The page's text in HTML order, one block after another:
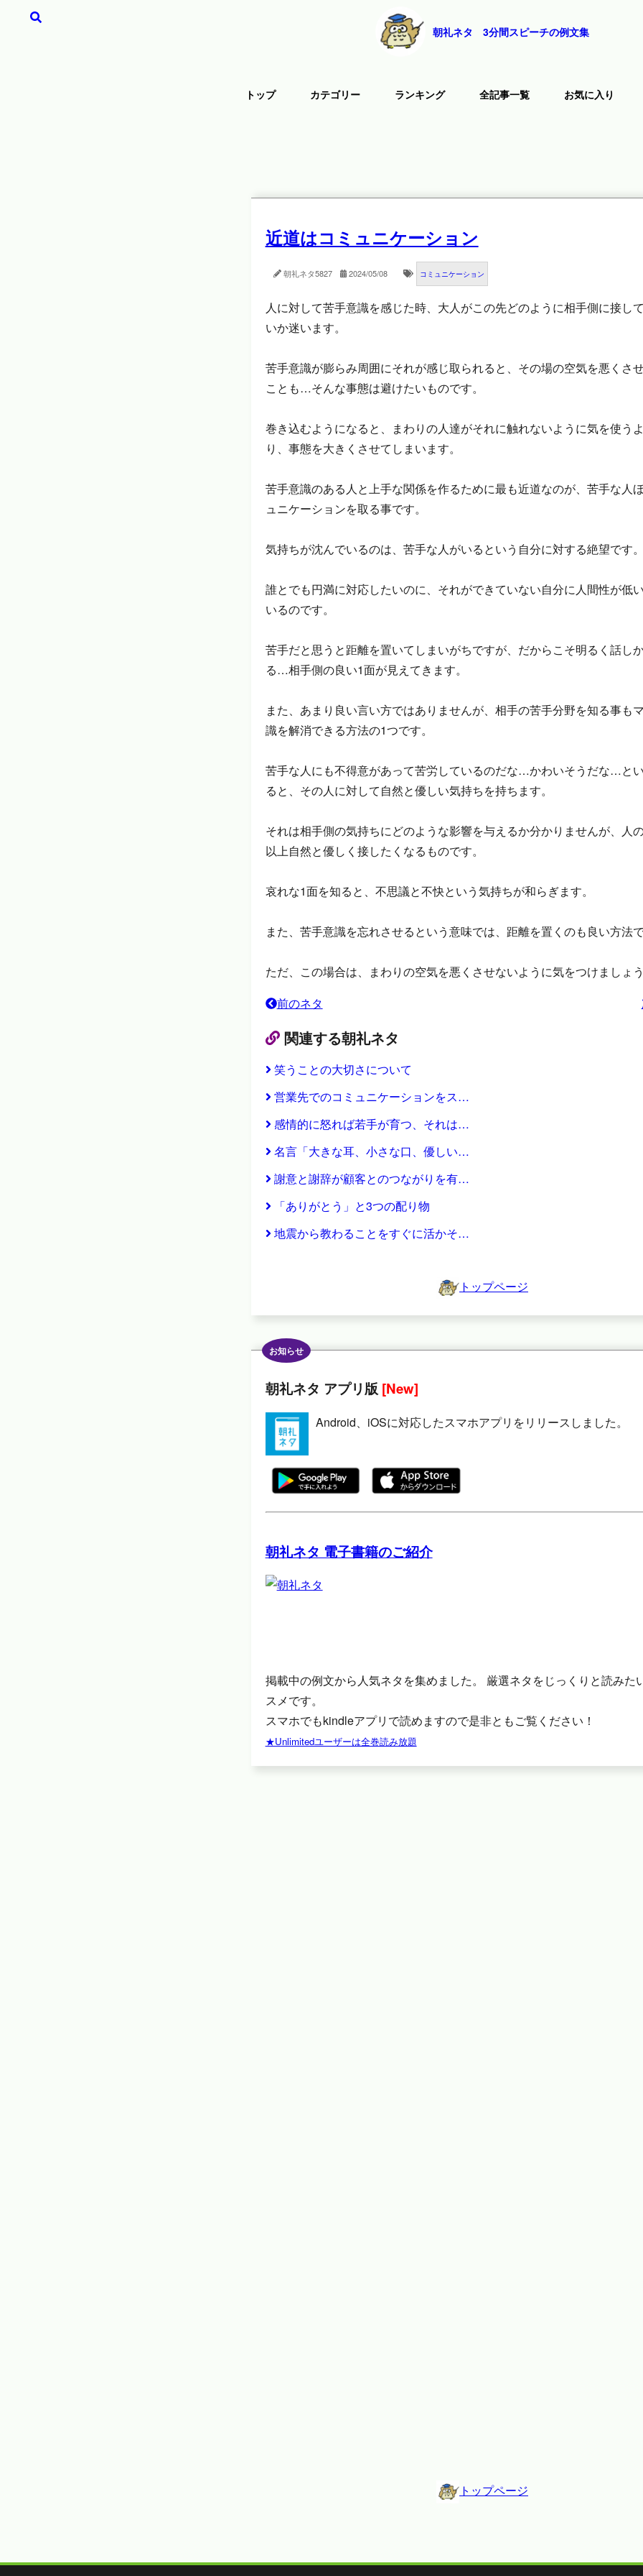
朝礼ネタ 3分間スピーチの例文集
トップ カテゴリー ランキング 全記事一覧 お気に入り
近道はコミュニケーション
朝礼ネタ5827 2024/05/08 コミュニケーション
人に対して苦手意識を感じた時、大人がこの先どのように相手側に接し
いか迷います。
苦手意識が膨らみ周囲にそれが感じ取られると、その場の空気を悪くさ
ことも…そんな事態は避けたいものです。
巻き込むようになると、まわりの人達がそれに触れないように気を使う
り、事態を大きくさせてしまいます。
苦手意識のある人と上手な関係を作るために最も近道なのが、苦手な人
ュニケーションを取る事です。
気持ちが沈んでいるのは、苦手な人がいるという自分に対する絶望です。
誰とでも円満に対応したいのに、それができていない自分に人間性が低
いるのです。
苦手だと思うと距離を置いてしまいがちですが、だからこそ明るく話し
る…相手側の良い1面が見えてきます。
また、あまり良い言い方ではありませんが、相手の苦手分野を知る事も
識を解消できる方法の1つです。
苦手な人にも不得意があって苦労しているのだな…かわいそうだな…と
ると、その人に対して自然と優しい気持ちを持ちます。
それは相手側の気持ちにどのような影響を与えるか分かりませんが、人
以上自然と優しく接したくなるものです。
哀れな1面を知ると、不思議と不快という気持ちが和らぎます。
また、苦手意識を忘れさせるという意味では、距離を置くのも良い方法で
ただ、この場合は、まわりの空気を悪くさせないように気をつけましょう
前のネタ
関連する朝礼ネタ
笑うことの大切さについて
営業先でのコミュニケーションをス…
感情的に怒れば若手が育つ、それは…
名言「大きな耳、小さな口、優しい…
謝意と謝辞が顧客とのつながりを有…
「ありがとう」と3つの配り物
地震から教わることをすぐに活かそ…
トップページ
お知らせ
朝礼ネタ アプリ版 [New]
Android、iOSに対応したスマホアプリをリリースしました。
朝礼ネタ 電子書籍のご紹介
掲載中の例文から人気ネタを集めました。 厳選ネタをじっくりと読みた
スメです。
スマホでもkindleアプリで読めますので是非ともご覧ください！
★Unlimitedユーザーは全巻読み放題
トップページ